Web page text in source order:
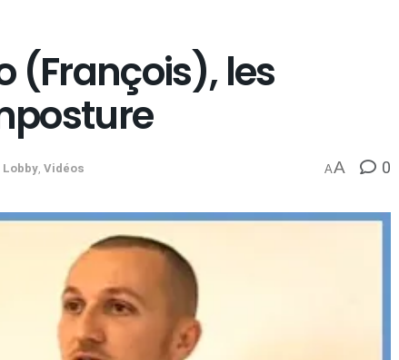
(François), les
Lobby, Vidéos AA 0